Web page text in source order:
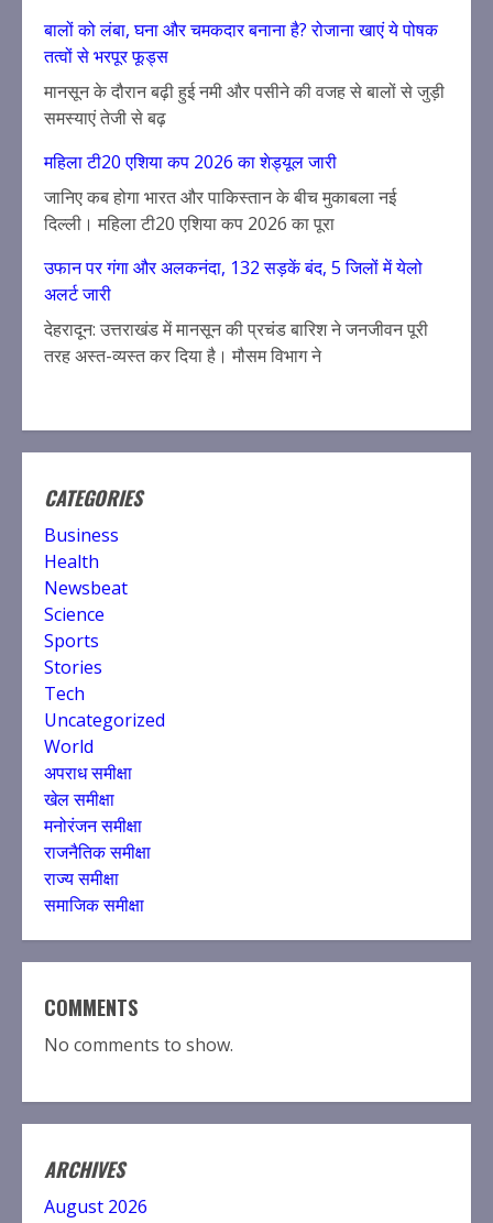
बालों को लंबा, घना और चमकदार बनाना है? रोजाना खाएं ये पोषक
तत्वों से भरपूर फूड्स
मानसून के दौरान बढ़ी हुई नमी और पसीने की वजह से बालों से जुड़ी
समस्याएं तेजी से बढ़
महिला टी20 एशिया कप 2026 का शेड्यूल जारी
जानिए कब होगा भारत और पाकिस्तान के बीच मुकाबला नई
दिल्ली। महिला टी20 एशिया कप 2026 का पूरा
उफान पर गंगा और अलकनंदा, 132 सड़कें बंद, 5 जिलों में येलो
अलर्ट जारी
देहरादून: उत्तराखंड में मानसून की प्रचंड बारिश ने जनजीवन पूरी
तरह अस्त-व्यस्त कर दिया है। मौसम विभाग ने
CATEGORIES
Business
Health
Newsbeat
Science
Sports
Stories
Tech
Uncategorized
World
अपराध समीक्षा
खेल समीक्षा
मनोरंजन समीक्षा
राजनैतिक समीक्षा
राज्य समीक्षा
समाजिक समीक्षा
COMMENTS
No comments to show.
ARCHIVES
August 2026